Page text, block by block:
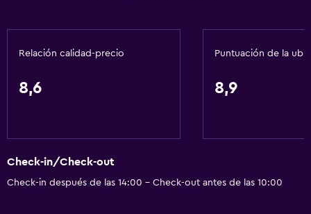
Microondas
Tetera
Relación calidad-precio
8,6
Puntuación de la
8,9
Check-in/Check-out
Check-in después de las 14:00 - Check-out antes de las 10:00